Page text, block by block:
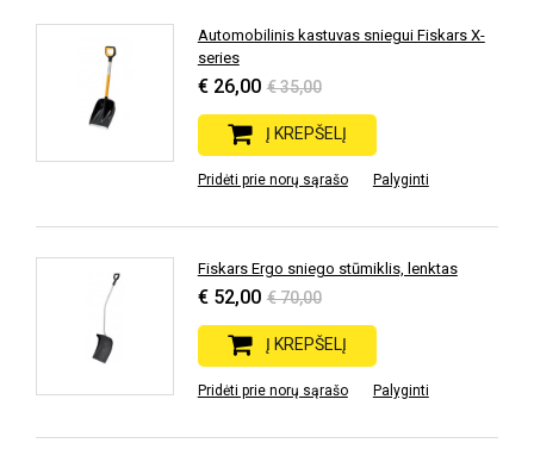
Automobilinis kastuvas sniegui Fiskars X-
series
€ 26,00 € 35,00
Į KREPŠELĮ
Pridėti prie norų sąrašo Palyginti
Fiskars Ergo sniego stūmiklis, lenktas
€ 52,00 € 70,00
Į KREPŠELĮ
Pridėti prie norų sąrašo Palyginti